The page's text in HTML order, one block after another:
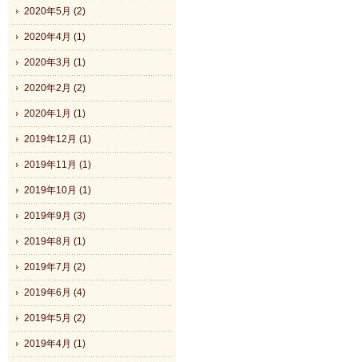
2020年5月 (2)
2020年4月 (1)
2020年3月 (1)
2020年2月 (2)
2020年1月 (1)
2019年12月 (1)
2019年11月 (1)
2019年10月 (1)
2019年9月 (3)
2019年8月 (1)
2019年7月 (2)
2019年6月 (4)
2019年5月 (2)
2019年4月 (1)